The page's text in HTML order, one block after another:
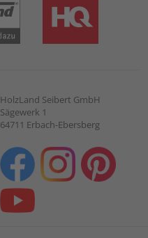
HolzLand Seibert GmbH
Sägewerk 1
64711 Erbach-Ebersberg